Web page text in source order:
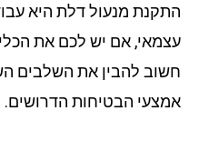
מנעול דלת היא עבודה
אם יש לכם את הכלים
להבין את השלבים
הבטיחות הדרושים.